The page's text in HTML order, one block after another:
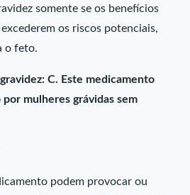
somente se os benefícios
os riscos potenciais,
o feto.
C. Este medicamento
mulheres grávidas sem
podem provocar ou